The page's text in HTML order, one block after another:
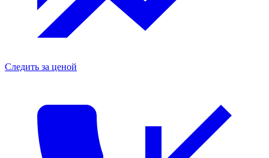
Следить за ценой